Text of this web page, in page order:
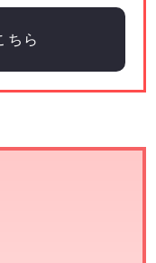
ちら